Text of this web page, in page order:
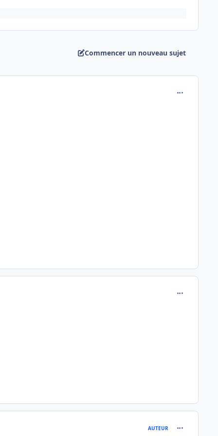
Commencer un nouveau sujet
AUTEUR